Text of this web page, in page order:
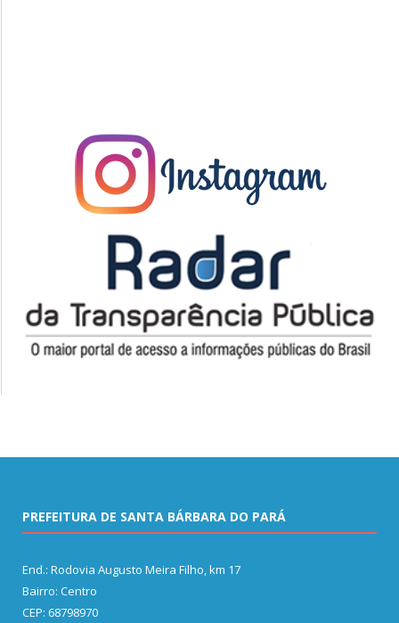
PREFEITURA DE SANTA BÁRBARA DO PARÁ
End.: Rodovia Augusto Meira Filho, km 17
Bairro: Centro
CEP: 68798970